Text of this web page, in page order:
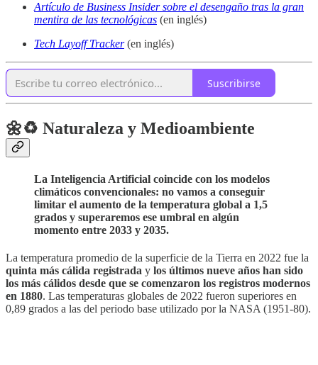
Artículo de Business Insider sobre el desengaño tras la gran
mentira de las tecnológicas (en inglés)
Tech Layoff Tracker(en inglés)
Suscribirse
🌼♻️ Naturaleza y Medioambiente
La Inteligencia Artificial coincide con los modelos
climáticos convencionales: no vamos a conseguir
limitar el aumento de la temperatura global a 1,5
grados y superaremos ese umbral en algún
momento entre 2033 y 2035.
La temperatura promedio de la superficie de la Tierra en 2022 fue la
quinta más cálida registrada y los últimos nueve años han sido
los más cálidos desde que se comenzaron los registros modernos
en 1880. Las temperaturas globales de 2022 fueron superiores en
0,89 grados a las del periodo base utilizado por la NASA (1951-80).